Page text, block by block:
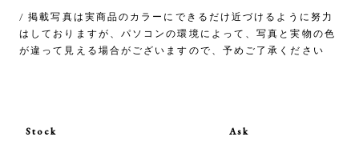
/ 掲載写真は実商品のカラーにできるだけ近づけるように努力
はしておりますが、パソコンの環境によって、写真と実物の色
が違って見える場合がございますので、予めご了承ください
Stock Ask